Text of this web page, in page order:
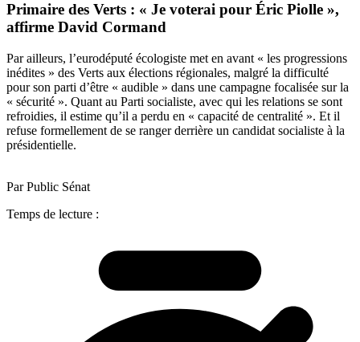
Primaire des Verts : « Je voterai pour Éric Piolle »,
affirme David Cormand
Par ailleurs, l’eurodéputé écologiste met en avant « les progressions
inédites » des Verts aux élections régionales, malgré la difficulté
pour son parti d’être « audible » dans une campagne focalisée sur la
« sécurité ». Quant au Parti socialiste, avec qui les relations se sont
refroidies, il estime qu’il a perdu en « capacité de centralité ». Et il
refuse formellement de se ranger derrière un candidat socialiste à la
présidentielle.
Par Public Sénat
Temps de lecture :